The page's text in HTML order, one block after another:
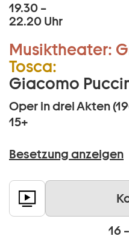
19.30 –
22.20 Uhr
Musiktheater:
Tosca:
Giacomo
Oper in drei Akten
15+
Besetzung anzeigen
16